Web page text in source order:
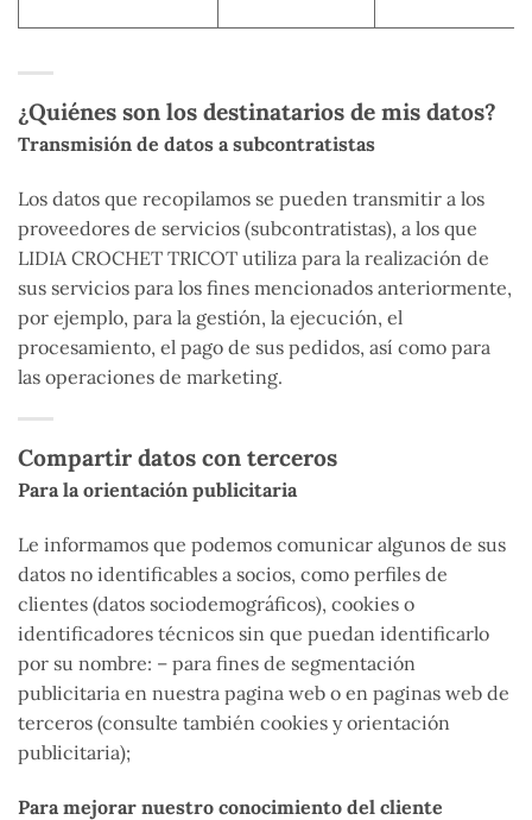
¿Quiénes son los destinatarios de mis datos?
Transmisión de datos a subcontratistas
Los datos que recopilamos se pueden transmitir a los
proveedores de servicios (subcontratistas), a los que
LIDIA CROCHET TRICOT utiliza para la realización de
sus servicios para los fines mencionados anteriormente,
por ejemplo, para la gestión, la ejecución, el
procesamiento, el pago de sus pedidos, así como para
las operaciones de marketing.
Compartir datos con terceros
Para la orientación publicitaria
Le informamos que podemos comunicar algunos de sus
datos no identificables a socios, como perfiles de
clientes (datos sociodemográficos), cookies o
identificadores técnicos sin que puedan identificarlo
por su nombre: – para fines de segmentación
publicitaria en nuestra pagina web o en paginas web de
terceros (consulte también cookies y orientación
publicitaria);
Para mejorar nuestro conocimiento del cliente